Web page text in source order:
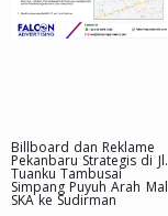
Billboard dan Reklame
Pekanbaru Strategis di Jl.
Tuanku Tambusai
Simpang Puyuh Arah Mal
SKA ke Sudirman